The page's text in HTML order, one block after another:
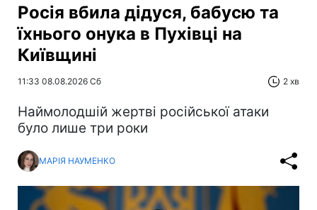
Росія вбила дідуся, бабусю та
їхнього онука в Пухівці на
Київщині
11:33 08.08.2026 Сб 2 хв
Наймолодшій жертві російської атаки
було лише три роки
МАРІЯ НАУМЕНКО